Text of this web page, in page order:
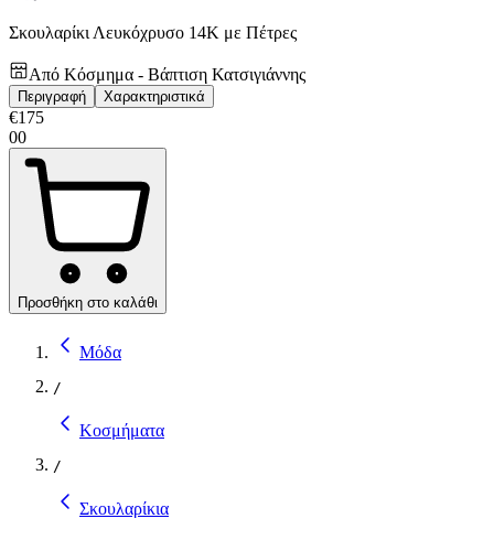
Σκουλαρίκι Λευκόχρυσο 14K με Πέτρες
Από Κόσμημα - Βάπτιση Κατσιγιάννης
Περιγραφή Χαρακτηριστικά
€175
00
Προσθήκη στο καλάθι
Μόδα
/
Κοσμήματα
/
Σκουλαρίκια